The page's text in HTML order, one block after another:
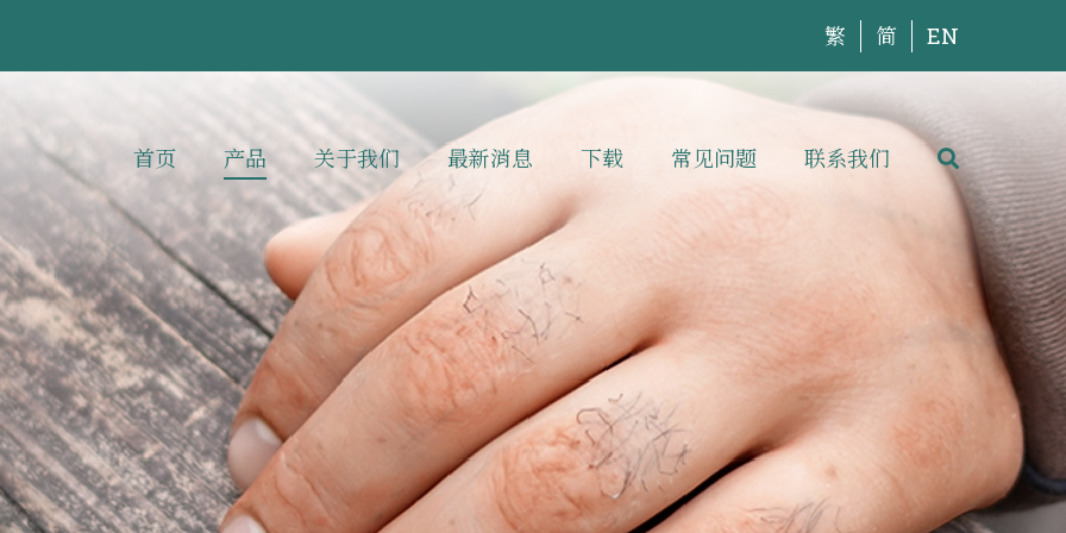
繁 简 EN
首页 产品 关于我们 最新消息 下载 常见问题 联系我们